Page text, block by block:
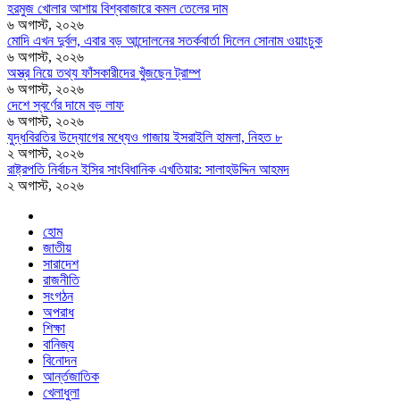
হরমুজ খোলার আশায় বিশ্ববাজারে কমল তেলের দাম
৬ অগাস্ট, ২০২৬
মোদি এখন দুর্বল, এবার বড় আন্দোলনের সতর্কবার্তা দিলেন সোনাম ওয়াংচুক
৬ অগাস্ট, ২০২৬
অস্ত্র নিয়ে তথ্য ফাঁসকারীদের খুঁজছেন ট্রাম্প
৬ অগাস্ট, ২০২৬
দেশে স্বর্ণের দামে বড় লাফ
৬ অগাস্ট, ২০২৬
যুদ্ধবিরতির উদ্যোগের মধ্যেও গাজায় ইসরাইলি হামলা, নিহত ৮
২ অগাস্ট, ২০২৬
রাষ্ট্রপতি নির্বাচন ইসির সাংবিধানিক এখতিয়ার: সালাহউদ্দিন আহমদ
২ অগাস্ট, ২০২৬
হোম
জাতীয়
সারাদেশ
রাজনীতি
সংগঠন
অপরাধ
শিক্ষা
বানিজ্য
বিনোদন
আর্ন্তজাতিক
খেলাধুলা